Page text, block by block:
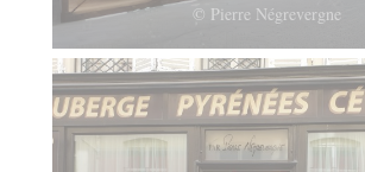
© Pierre Négrevergne